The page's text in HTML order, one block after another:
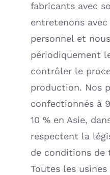
fabricants avec
entretenons
personnel et
périodiquement
contrôler le
production. Nos
confectionnés à
10 % en Asie,
respectent la
de conditions de
Toutes les